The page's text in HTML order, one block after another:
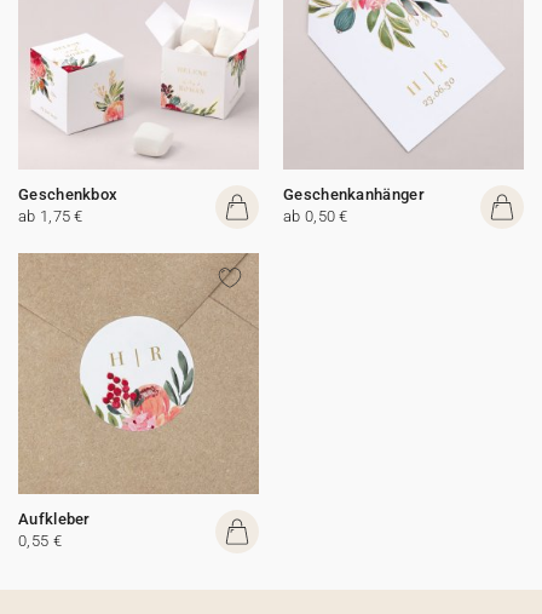
Geschenkbox
ab 1,75 €
Geschenkanhänger
ab 0,50 €
Aufkleber
0,55 €